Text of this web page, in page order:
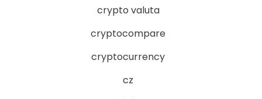
crypto valuta
cryptocompare
cryptocurrency
cz